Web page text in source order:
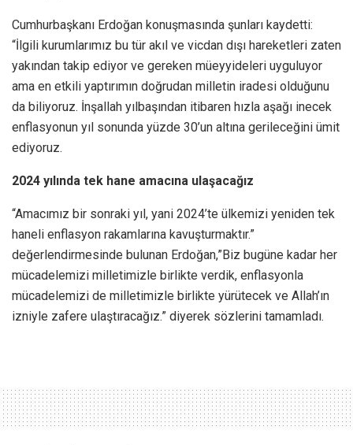
Cumhurbaşkanı Erdoğan konuşmasında şunları kaydetti:
“İlgili kurumlarımız bu tür akıl ve vicdan dışı hareketleri zaten
yakından takip ediyor ve gereken müeyyideleri uyguluyor
ama en etkili yaptırımın doğrudan milletin iradesi olduğunu
da biliyoruz. İnşallah yılbaşından itibaren hızla aşağı inecek
enflasyonun yıl sonunda yüzde 30’un altına gerileceğini ümit
ediyoruz.
2024 yılında tek hane amacına ulaşacağız
“Amacımız bir sonraki yıl, yani 2024’te ülkemizi yeniden tek
haneli enflasyon rakamlarına kavuşturmaktır.”
değerlendirmesinde bulunan Erdoğan,”Biz bugüne kadar her
mücadelemizi milletimizle birlikte verdik, enflasyonla
mücadelemizi de milletimizle birlikte yürütecek ve Allah’ın
izniyle zafere ulaştıracağız.” diyerek sözlerini tamamladı.